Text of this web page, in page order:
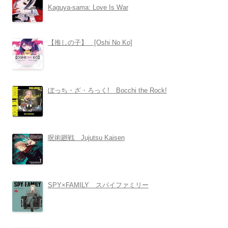
Kaguya-sama: Love Is War
【推しの子】 [Oshi No Ko]
ぼっち・ざ・ろっく! Bocchi the Rock!
呪術廻戦 Jujutsu Kaisen
SPY×FAMILY スパイファミリー